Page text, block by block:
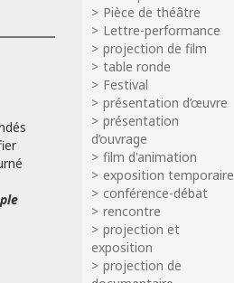
Pièce de théâtre
Lettre-performance
projection de film
table ronde
Festival
présentation d’œuvre
présentation
d’ouvrage
film d'animation
exposition temporaire
conférence-débat
rencontre
projection et
exposition
projection de